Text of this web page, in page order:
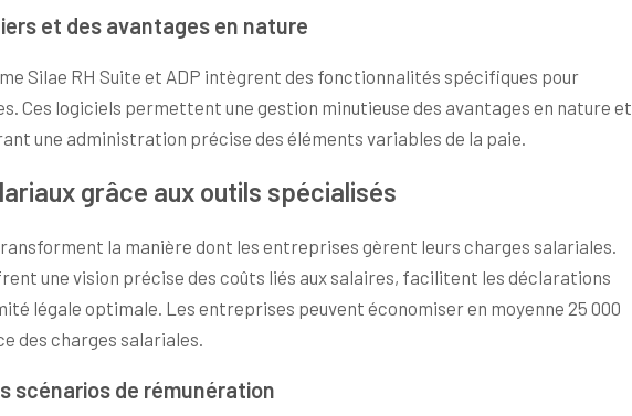
et des avantages en nature
Silae RH Suite et ADP intègrent des fonctionnalités spécifiques pour
Ces logiciels permettent une gestion minutieuse des avantages en nature et
une administration précise des éléments variables de la paie.
grâce aux outils spécialisés
la manière dont les entreprises gèrent leurs charges salariales.
une vision précise des coûts liés aux salaires, facilitent les déclarations
légale optimale. Les entreprises peuvent économiser en moyenne 25 000
des charges salariales.
scénarios de rémunération